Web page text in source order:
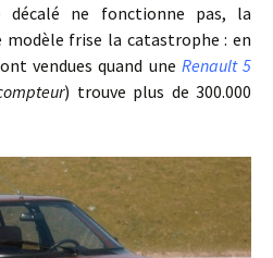
décalé ne fonctionne pas, la
frise la catastrophe : en
vendues quand une Renault 5
) trouve plus de 300.000